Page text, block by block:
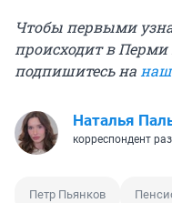
Чтобы первыми
происходит в
подпишитесь на наш
Наталья
корреспондент
Петр Пьянков